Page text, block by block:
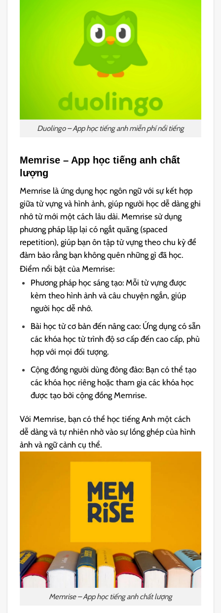
Duolingo – App học tiếng anh miễn phí nổi tiếng
Memrise – App học tiếng anh chất
lượng
Memrise là ứng dụng học ngôn ngữ với sự kết hợp
giữa từ vựng và hình ảnh, giúp người học dễ dàng ghi
nhớ từ mới một cách lâu dài. Memrise sử dụng
phương pháp lặp lại có ngắt quãng (spaced
repetition), giúp bạn ôn tập từ vựng theo chu kỳ để
đảm bảo rằng bạn không quên những gì đã học.
Điểm nổi bật của Memrise:
Phương pháp học sáng tạo: Mỗi từ vựng được
kèm theo hình ảnh và câu chuyện ngắn, giúp
người học dễ nhớ.
Bài học từ cơ bản đến nâng cao: Ứng dụng có sẵn
các khóa học từ trình độ sơ cấp đến cao cấp, phù
hợp với mọi đối tượng.
Cộng đồng người dùng đông đảo: Bạn có thể tạo
các khóa học riêng hoặc tham gia các khóa học
được tạo bởi cộng đồng Memrise.
Với Memrise, bạn có thể học tiếng Anh một cách
dễ dàng và tự nhiên nhờ vào sự lồng ghép của hình
ảnh và ngữ cảnh cụ thể.
Memrise – App học tiếng anh chất lượng